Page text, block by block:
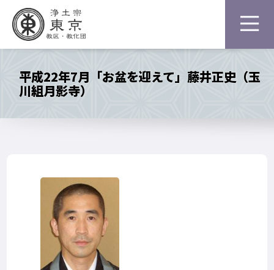
平成22年7月「お盆を迎えて」藤井正史（玉
川組月影寺）